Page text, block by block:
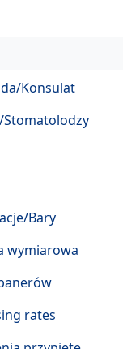
Konsulat
Stomatolodzy
Bary
wymiarowa
rates